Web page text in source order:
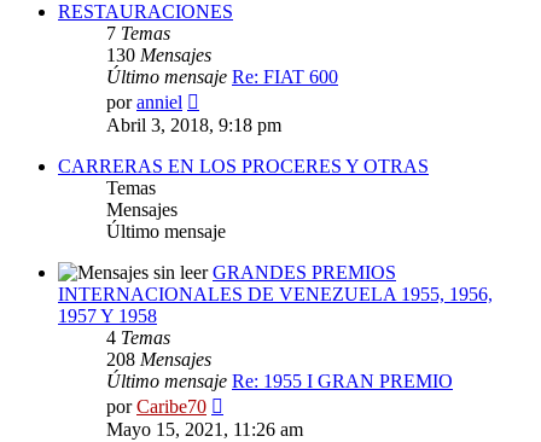
RESTAURACIONES
7 Temas
130 Mensajes
Último mensaje Re: FIAT 600
poranniel
último
mensaje
Abril 3, 2018, 9:18 pm
CARRERAS EN LOS PROCERES Y OTRAS
Temas
Mensajes
Último mensaje
GRANDES PREMIOS
INTERNACIONALES DE VENEZUELA 1955, 1956,
1957 Y 1958
4 Temas
208 Mensajes
Último mensaje Re: 1955 I GRAN PREMIO
porCaribe70
último
Mayo 15, 2021, 11:26 am